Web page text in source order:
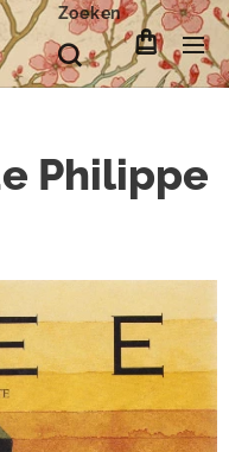
Zoeken
Philippe